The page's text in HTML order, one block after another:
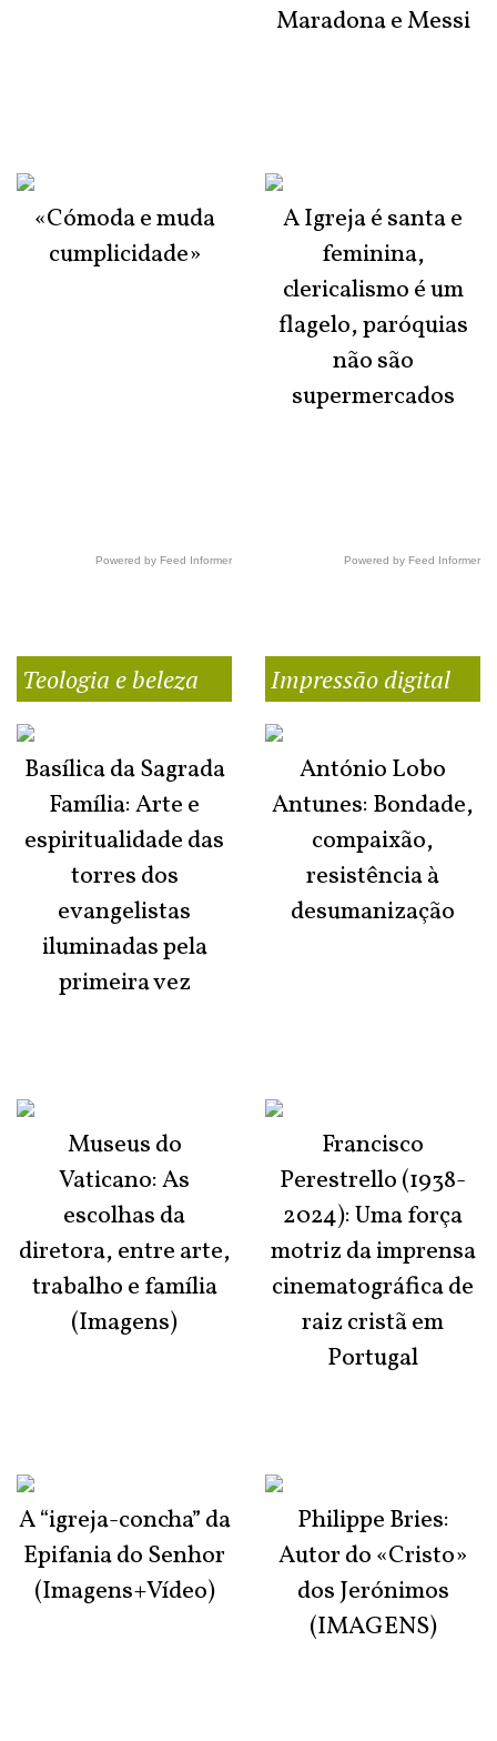
«Cómoda e muda
cumplicidade»
Powered by Feed Informer
Maradona e Messi
A Igreja é santa e
feminina,
clericalismo é um
flagelo, paróquias
não são
supermercados
Powered by Feed Informer
Teologia e beleza
Basílica da Sagrada
Família: Arte e
espiritualidade das
torres dos
evangelistas
iluminadas pela
primeira vez
Museus do
Vaticano: As
escolhas da
diretora, entre arte,
trabalho e família
(Imagens)
A “igreja-concha” da
Epifania do Senhor
(Imagens+Vídeo)
Impressão digital
António Lobo
Antunes: Bondade,
compaixão,
resistência à
desumanização
Francisco
Perestrello (1938-
2024): Uma força
motriz da imprensa
cinematográfica de
raiz cristã em
Portugal
Philippe Bries:
Autor do «Cristo»
dos Jerónimos
(IMAGENS)